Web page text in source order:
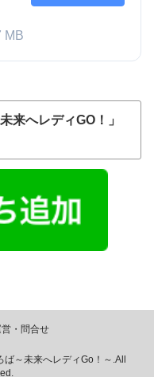
MB
来へレディGO！」
営・問合せ
ば～未来へレディGo！～ .All